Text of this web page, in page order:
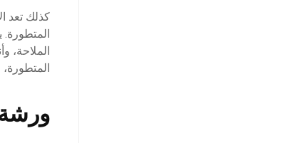
كذلك تعد
الملاحة،